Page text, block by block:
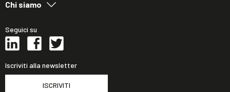
Chi siamo
Seguici su
Iscriviti alla newsletter
ISCRIVITI